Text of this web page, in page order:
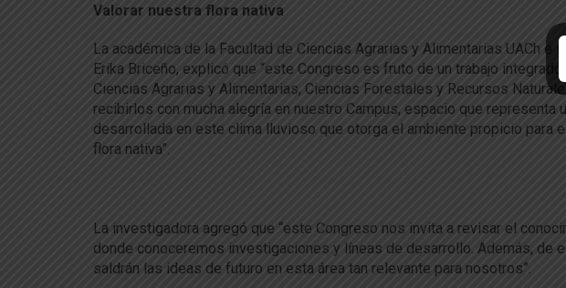
Valorar nuestra flora nativa
La académica de la Facultad de Ciencias Agrarias y Alimentarias UACh e
Erika Briceño, explicó que “este Congreso es fruto de un trabajo
Ciencias Agrarias y Alimentarias, Ciencias Forestales y Recursos
recibirlos con mucha alegría en nuestro Campus, espacio que representa
desarrollada en este clima lluvioso que otorga el ambiente propicio para
flora nativa”.
La investigadora agregó que “este Congreso nos invita a revisar el
donde conoceremos investigaciones y líneas de desarrollo. Además, de
saldrán las ideas de futuro en esta área tan relevante para nosotros”.